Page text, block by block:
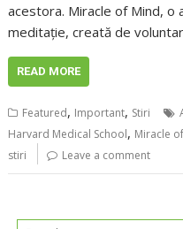
acestora. Miracle of Mind, o
meditație, creată de
READ MORE
Featured, Important, Stiri
Harvard Medical School, Miracle
stiri Leave a comment